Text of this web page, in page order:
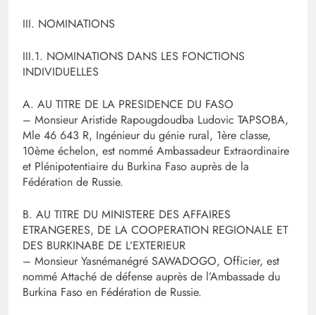
III. NOMINATIONS
III.1. NOMINATIONS DANS LES FONCTIONS
INDIVIDUELLES
A. AU TITRE DE LA PRESIDENCE DU FASO
– Monsieur Aristide Rapougdoudba Ludovic TAPSOBA,
Mle 46 643 R, Ingénieur du génie rural, 1ère classe,
10ème échelon, est nommé Ambassadeur Extraordinaire
et Plénipotentiaire du Burkina Faso auprès de la
Fédération de Russie.
B. AU TITRE DU MINISTERE DES AFFAIRES
ETRANGERES, DE LA COOPERATION REGIONALE ET
DES BURKINABE DE L’EXTERIEUR
– Monsieur Yasnémanégré SAWADOGO, Officier, est
nommé Attaché de défense auprès de l’Ambassade du
Burkina Faso en Fédération de Russie.